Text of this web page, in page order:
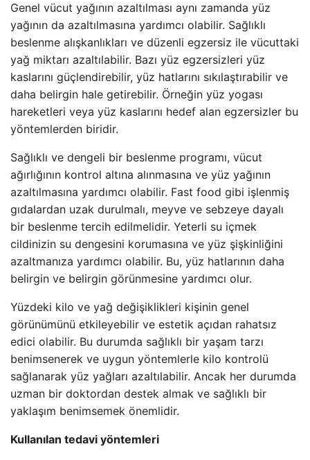
Genel vücut yağının azaltılması aynı zamanda yüz
yağının da azaltılmasına yardımcı olabilir. Sağlıklı
beslenme alışkanlıkları ve düzenli egzersiz ile vücuttaki
yağ miktarı azaltılabilir. Bazı yüz egzersizleri yüz
kaslarını güçlendirebilir, yüz hatlarını sıkılaştırabilir ve
daha belirgin hale getirebilir. Örneğin yüz yogası
hareketleri veya yüz kaslarını hedef alan egzersizler bu
yöntemlerden biridir.
Sağlıklı ve dengeli bir beslenme programı, vücut
ağırlığının kontrol altına alınmasına ve yüz yağının
azaltılmasına yardımcı olabilir. Fast food gibi işlenmiş
gıdalardan uzak durulmalı, meyve ve sebzeye dayalı
bir beslenme tercih edilmelidir. Yeterli su içmek
cildinizin su dengesini korumasına ve yüz şişkinliğini
azaltmanıza yardımcı olabilir. Bu, yüz hatlarının daha
belirgin ve belirgin görünmesine yardımcı olur.
Yüzdeki kilo ve yağ değişiklikleri kişinin genel
görünümünü etkileyebilir ve estetik açıdan rahatsız
edici olabilir. Bu durumda sağlıklı bir yaşam tarzı
benimsenerek ve uygun yöntemlerle kilo kontrolü
sağlanarak yüz yağları azaltılabilir. Ancak her durumda
uzman bir doktordan destek almak ve sağlıklı bir
yaklaşım benimsemek önemlidir.
Kullanılan tedavi yöntemleri